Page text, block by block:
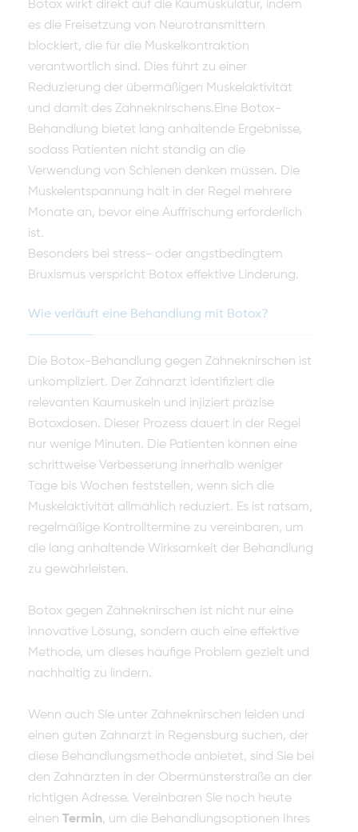
Botox wirkt direkt auf die Kaumuskulatur, indem
es die Freisetzung von Neurotransmittern
blockiert, die für die Muskelkontraktion
verantwortlich sind. Dies führt zu einer
Reduzierung der übermäßigen Muskelaktivität
und damit des Zähneknirschens.Eine Botox-
Behandlung bietet lang anhaltende Ergebnisse,
sodass Patienten nicht ständig an die
Verwendung von Schienen denken müssen. Die
Muskelentspannung hält in der Regel mehrere
Monate an, bevor eine Auffrischung erforderlich
ist.
Besonders bei stress- oder angstbedingtem
Bruxismus verspricht Botox effektive Linderung.
Wie verläuft eine Behandlung mit Botox?
Die Botox-Behandlung gegen Zähneknirschen ist
unkompliziert. Der Zahnarzt identifiziert die
relevanten Kaumuskeln und injiziert präzise
Botoxdosen. Dieser Prozess dauert in der Regel
nur wenige Minuten. Die Patienten können eine
schrittweise Verbesserung innerhalb weniger
Tage bis Wochen feststellen, wenn sich die
Muskelaktivität allmählich reduziert. Es ist ratsam,
regelmäßige Kontrolltermine zu vereinbaren, um
die lang anhaltende Wirksamkeit der Behandlung
zu gewährleisten.
Botox gegen Zähneknirschen ist nicht nur eine
innovative Lösung, sondern auch eine effektive
Methode, um dieses häufige Problem gezielt und
nachhaltig zu lindern.
Wenn auch Sie unter Zähneknirschen leiden und
einen guten Zahnarzt in Regensburg suchen, der
diese Behandlungsmethode anbietet, sind Sie bei
den Zahnärzten in der Obermünsterstraße an der
richtigen Adresse. Vereinbaren Sie noch heute
einen Termin, um die Behandlungsoptionen Ihres